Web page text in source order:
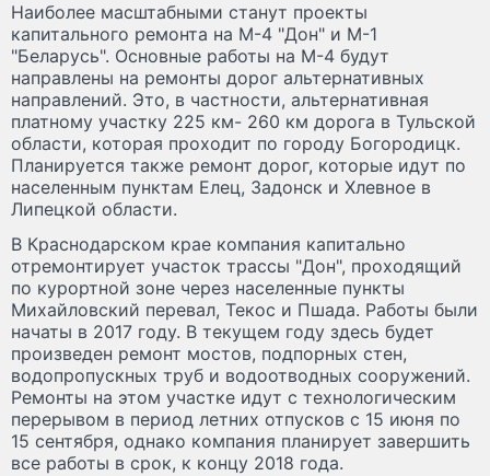
Наиболее масштабными станут проекты
капитального ремонта на М-4 "Дон" и М-1
"Беларусь". Основные работы на М-4 будут
направлены на ремонты дорог альтернативных
направлений. Это, в частности, альтернативная
платному участку 225 км- 260 км дорога в Тульской
области, которая проходит по городу Богородицк.
Планируется также ремонт дорог, которые идут по
населенным пунктам Елец, Задонск и Хлевное в
Липецкой области.
В Краснодарском крае компания капитально
отремонтирует участок трассы "Дон", проходящий
по курортной зоне через населенные пункты
Михайловский перевал, Текос и Пшада. Работы были
начаты в 2017 году. В текущем году здесь будет
произведен ремонт мостов, подпорных стен,
водопропускных труб и водоотводных сооружений.
Ремонты на этом участке идут с технологическим
перерывом в период летних отпусков с 15 июня по
15 сентября, однако компания планирует завершить
все работы в срок, к концу 2018 года.